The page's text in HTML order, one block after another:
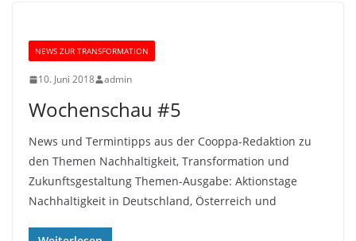
NEWS ZUR TRANSFORMATION
10. Juni 2018 admin
Wochenschau #5
News und Termintipps aus der Cooppa-Redaktion zu
den Themen Nachhaltigkeit, Transformation und
Zukunftsgestaltung Themen-Ausgabe: Aktionstage
Nachhaltigkeit in Deutschland, Österreich und